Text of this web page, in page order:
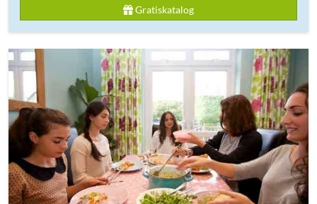
Gratiskatalog